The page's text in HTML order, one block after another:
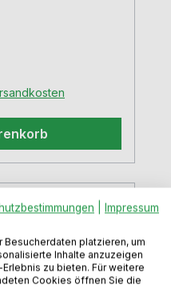
Impressum
Besucherdaten platzieren, um
Inhalte anzuzeigen
zu bieten. Für weitere
Cookies öffnen Sie die